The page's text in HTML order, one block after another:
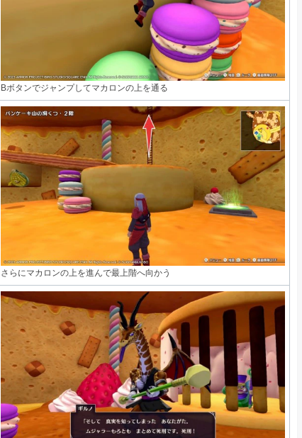
Bボタンでジャンプしてマカロンの上を通る
さらにマカロンの上を進んで最上階へ向かう